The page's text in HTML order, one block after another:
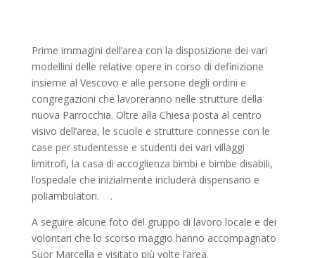
Prime immagini dell’area con la disposizione dei vari
modellini delle relative opere in corso di definizione
insieme al Vescovo e alle persone degli ordini e
congregazioni che lavoreranno nelle strutture della
nuova Parrocchia. Oltre alla Chiesa posta al centro
visivo dell’area, le scuole e strutture connesse con le
case per studentesse e studenti dei vari villaggi
limitrofi, la casa di accoglienza bimbi e bimbe disabili,
l’ospedale che inizialmente includerà dispensario e
poliambulatori. .
A seguire alcune foto del gruppo di lavoro locale e dei
volontari che lo scorso maggio hanno accompagnato
Suor Marcella e visitato più volte l’area.